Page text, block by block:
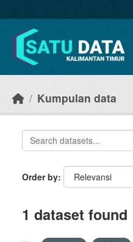
Kumpulan data
Order by
1 dataset found